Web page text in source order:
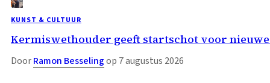
KUNST & CULTUUR
Kermiswethouder geeft startschot voor
DoorRamon Besselingop 7 augustus 2026